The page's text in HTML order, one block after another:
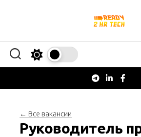
← Все вакансии
Руководитель